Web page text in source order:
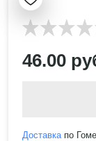
46.00
Доставкапо